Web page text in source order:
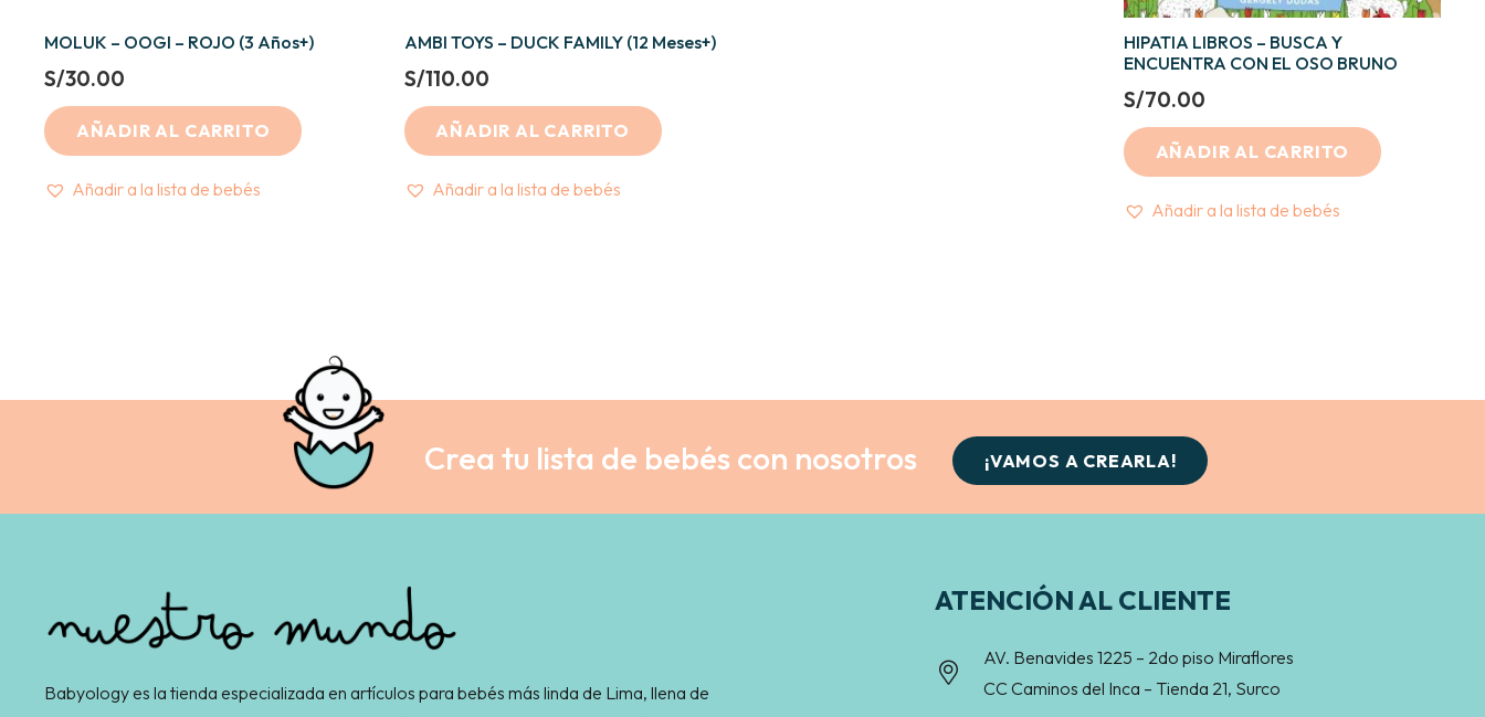
MOLUK – OOGI – ROJO (3 Años+)
S/30.00
AÑADIR AL CARRITO
Añadir a la lista de bebés
AMBI TOYS – DUCK FAMILY (12 Meses+)
S/110.00
AÑADIR AL CARRITO
Añadir a la lista de bebés
HIPATIA LIBROS – BUSCA Y
ENCUENTRA CON EL OSO BRUNO
S/70.00
AÑADIR AL CARRITO
Añadir a la lista de bebés
Crea tu lista de bebés con nosotros ¡VAMOS A CREARLA!
Babyology es la tienda especializada en artículos para bebés más linda de Lima, llena de
ATENCIÓN AL CLIENTE
AV. Benavides 1225 – 2do piso Miraflores
CC Caminos del Inca – Tienda 21, Surco